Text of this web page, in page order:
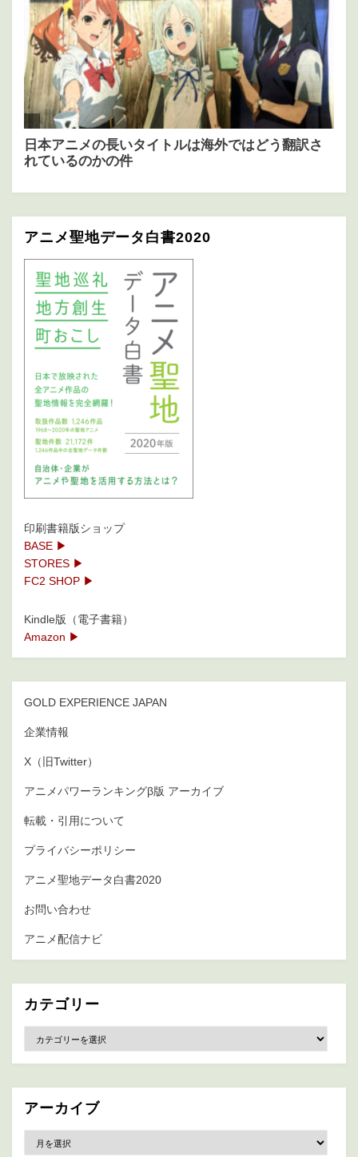
アニメ聖地データ白書2020
印刷書籍版ショップ
BASE ▶
STORES ▶
FC2 SHOP ▶
Kindle版（電子書籍）
Amazon ▶
GOLD EXPERIENCE JAPAN
企業情報
X（旧Twitter）
アニメパワーランキングβ版 アーカイブ
転載・引用について
プライバシーポリシー
アニメ聖地データ白書2020
お問い合わせ
アニメ配信ナビ
カテゴリー
テ
リ
ー
アーカイブ